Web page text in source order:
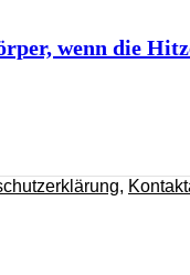
wenn die
,